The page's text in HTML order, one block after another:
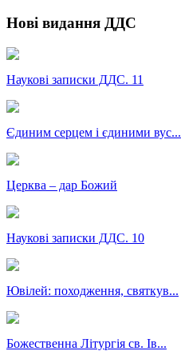
Нові видання ДДС
Наукові записки ДДС. 11
Єдиним серцем і єдиними вус...
Церква – дар Божий
Наукові записки ДДС. 10
Ювілей: походження, святкув...
Божественна Літургія св. Ів...